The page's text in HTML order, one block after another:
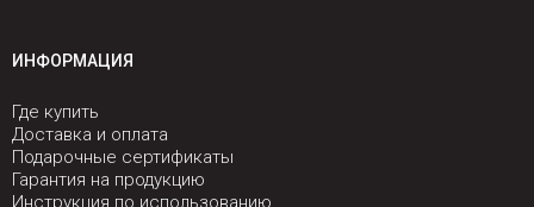
ИНФОРМАЦИЯ
Где купить
Доставка и оплата
Подарочные сертификаты
Гарантия на продукцию
Инструкция по использованию